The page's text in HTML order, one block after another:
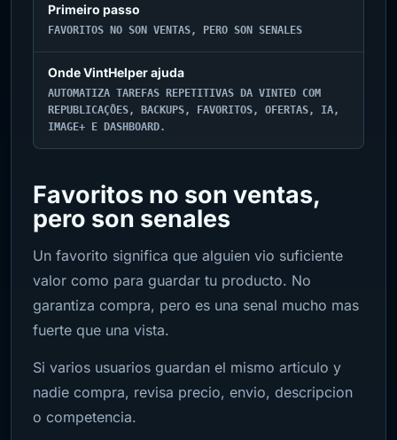
Primeiro passo
FAVORITOS NO SON VENTAS, PERO SON SENALES
Onde VintHelper ajuda
AUTOMATIZA TAREFAS REPETITIVAS DA VINTED COM
REPUBLICAÇÕES, BACKUPS, FAVORITOS, OFERTAS, IA,
IMAGE+ E DASHBOARD.
Favoritos no son ventas,
pero son senales
Un favorito significa que alguien vio suficiente
valor como para guardar tu producto. No
garantiza compra, pero es una senal mucho mas
fuerte que una vista.
Si varios usuarios guardan el mismo articulo y
nadie compra, revisa precio, envio, descripcion
o competencia.